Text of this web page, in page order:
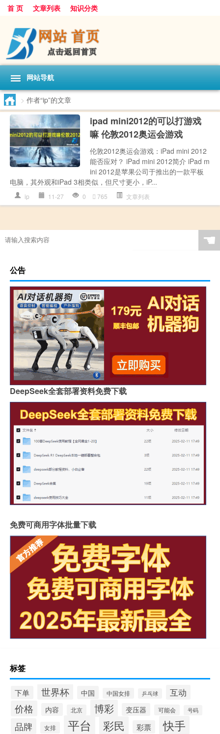
首 页 文章列表 知识分类
网站导航
> 作者“ip”的文章
ipad mini2012的可以打游戏
嘛 伦敦2012奥运会游戏
伦敦2012奥运会游戏：iPad mini 2012
能否应对？ iPad mini 2012简介 iPad m
ini 2012是苹果公司于推出的一款平板
电脑，其外观和iPad 3相类似，但尺寸更小，iP...
ip 11-27 0 765 文章列表
☚
公告
DeepSeek全套部署资料免费下载
免费可商用字体批量下载
标签
下单 世界杯 中国 中国女排 乒乓球 互动
价格 内容 北京 博彩 变压器 可能会 号码
品牌 女排 平台 彩民 彩票 快手